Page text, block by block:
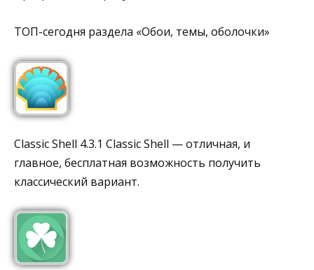
ТОП-сегодня раздела «Обои, темы, оболочки»
Classic Shell 4.3.1 Classic Shell — отличная, и
главное, бесплатная возможность получить
классический вариант.